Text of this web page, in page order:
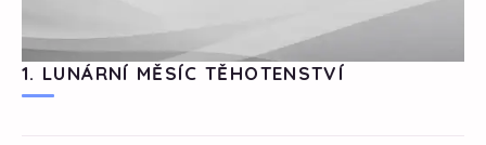
1. LUNÁRNÍ MĚSÍC TĚHOTENSTVÍ